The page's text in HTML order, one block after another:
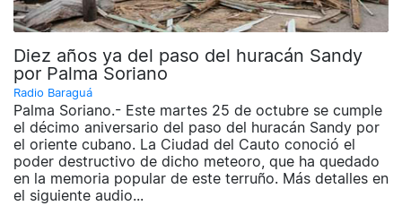
Diez años ya del paso del huracán Sandy
por Palma Soriano
Radio Baraguá
Palma Soriano.- Este martes 25 de octubre se cumple
el décimo aniversario del paso del huracán Sandy por
el oriente cubano. La Ciudad del Cauto conoció el
poder destructivo de dicho meteoro, que ha quedado
en la memoria popular de este terruño. Más detalles en
el siguiente audio...